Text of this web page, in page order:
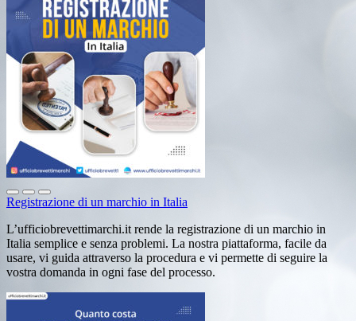
Registrazione di un marchio in Italia
L’ufficiobrevettimarchi.it rende la registrazione di un marchio in
Italia semplice e senza problemi. La nostra piattaforma, facile da
usare, vi guida attraverso la procedura e vi permette di seguire la
vostra domanda in ogni fase del processo.